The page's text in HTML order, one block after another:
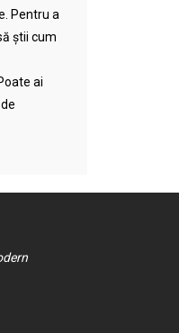
Pentru a
știi cum
ai